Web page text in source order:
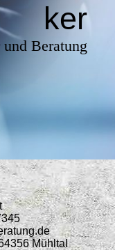
ker
und Beratung
Mühltal